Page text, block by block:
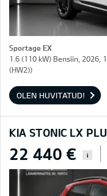
Sportage EX
1.6 (110 kW) Bensiin, 2026,
(HW2))
OLEN HUVITATUD!
KIA STONIC LX
22 440 € i